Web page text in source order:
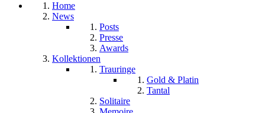
Home
News
Posts
Presse
Awards
Kollektionen
Trauringe
Gold & Platin
Tantal
Solitaire